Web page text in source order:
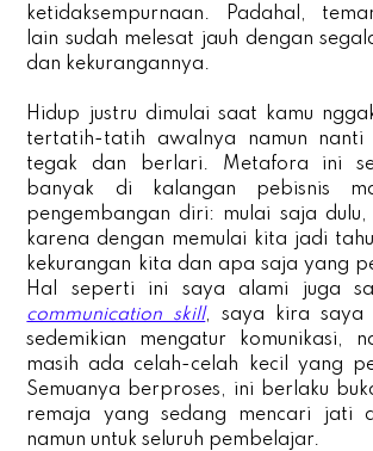
ketidaksempurnaan. Padahal,
lain sudah melesat jauh dengan
dan kekurangannya.
Hidup justru dimulai saat kamu
tertatih-tatih awalnya namun nanti
tegak dan berlari. Metafora ini
banyak di kalangan pebisnis
pengembangan diri: mulai saja dulu,
karena dengan memulai kita jadi
kekurangan kita dan apa saja yang
Hal seperti ini saya alami juga
communication skill, saya kira saya
sedemikian mengatur komunikasi,
masih ada celah-celah kecil yang
Semuanya berproses, ini berlaku
remaja yang sedang mencari jati
namun untuk seluruh pembelajar.